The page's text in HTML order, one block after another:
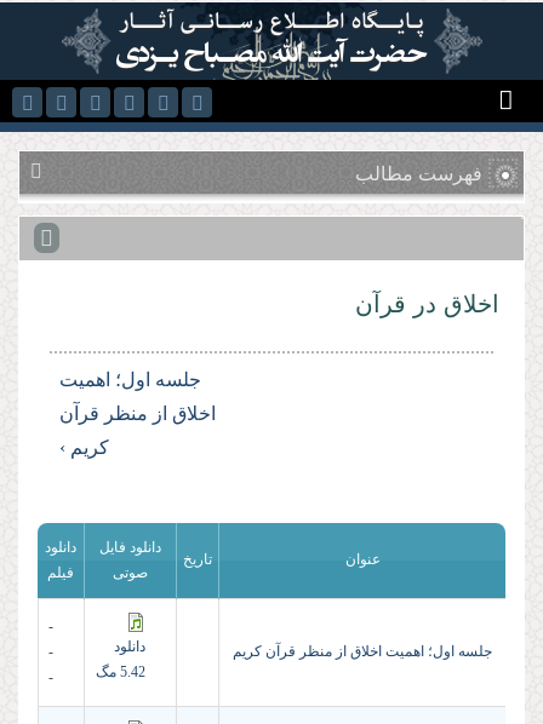
رفتن به محتوای اصلی
فهرست مطالب
اخلاق در قرآن
جلسه اول؛ اهمیت
اخلاق از منظر قرآن
کریم ›
عنوان تاریخ
دانلود فایل
صوتی
دانلود
فیلم
جلسه اول؛ اهمیت اخلاق از منظر قرآن کریم
دانلود
5.42 مگ
-
-
-